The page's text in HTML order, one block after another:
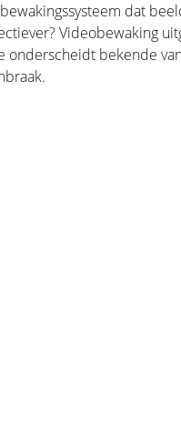
dat
Videobewaking
onderscheidt bekende